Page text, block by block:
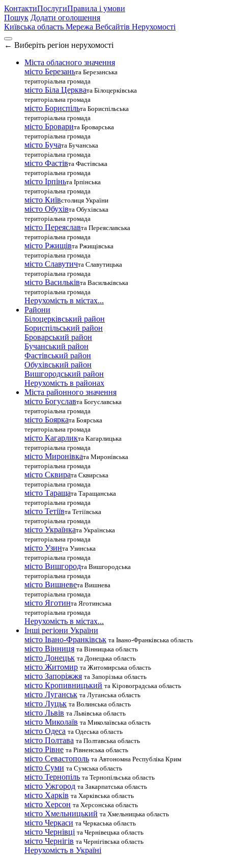
КонтактиПослугиПравила і умови
Пошук Додати оголошення
Київська область Мережа Вебсайтів Нерухомості
← Виберіть регіон нерухомості
Міста обласного значення
місто Березаньта Березанська
територіальна громада
місто Біла Церквата Білоцерківська
територіальна громада
місто Бориспільта Бориспільська
територіальна громада
місто Броварита Броварська
територіальна громада
місто Бучата Бучанська
територіальна громада
місто Фастівта Фастівська
територіальна громада
місто Ірпіньта Ірпінська
територіальна громада
місто Київстолиця України
місто Обухівта Обухівська
територіальна громада
місто Переяславта Переяславська
територіальна громада
місто Ржищівта Ржищівська
територіальна громада
місто Славутичта Славутицька
територіальна громада
місто Василькiвта Васильківська
територіальна громада
Нерухомість в містах...
Райони
Білоцерківський район
Бориспільський район
Броварський район
Бучанський район
Фастівський район
Обухівський район
Вишгородський район
Нерухомість в районах
Міста районного значення
місто Богуславта Богуславська
територіальна громада
місто Боярката Боярська
територіальна громада
місто Кагарликта Кагарлицька
територіальна громада
місто Миронівката Миронівська
територіальна громада
місто Сквирата Сквирська
територіальна громада
місто Таращата Таращанська
територіальна громада
місто Тетіївта Тетіївська
територіальна громада
місто Українката Українська
територіальна громада
місто Узинта Узинська
територіальна громада
місто Вишгородта Вишгородська
територіальна громада
місто Вишневета Вишнева
територіальна громада
місто Яготинта Яготинська
територіальна громада
Нерухомість в містах...
Інші регіони України
місто Івано-Франківськ та Івано-Франківська область
місто Вінниця та Вінницька область
місто Донецьк та Донецька область
місто Житомир та Житомирська область
місто Запоріжжя та Запорізька область
місто Кропивницький та Кіровоградська область
місто Луганськ та Луганська область
місто Луцьк та Волинська область
місто Львів та Львівська область
місто Миколаїв та Миколаївська область
місто Одеса та Одеська область
місто Полтава та Полтавська область
місто Рівне та Рівненська область
місто Севастополь та Автономна Республіка Крим
місто Суми та Сумська область
місто Тернопіль та Тернопільська область
місто Ужгород та Закарпатська область
місто Харків та Харківська область
місто Херсон та Херсонська область
місто Хмельницький та Хмельницька область
місто Черкаси та Черкаська область
місто Чернівці та Чернівецька область
місто Чернігів та Чернігівська область
Нерухомість в Україні